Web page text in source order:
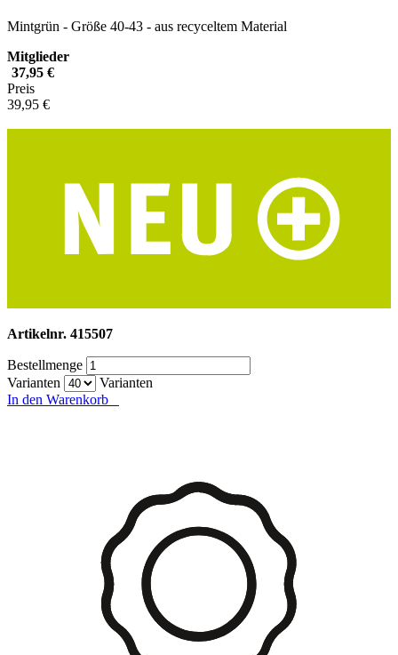
Mintgrün - Größe 40-43 - aus recyceltem Material
Mitglieder
37,95 €
Preis
39,95 €
Artikelnr. 415507
Bestellmenge
Varianten
Varianten
In den Warenkorb